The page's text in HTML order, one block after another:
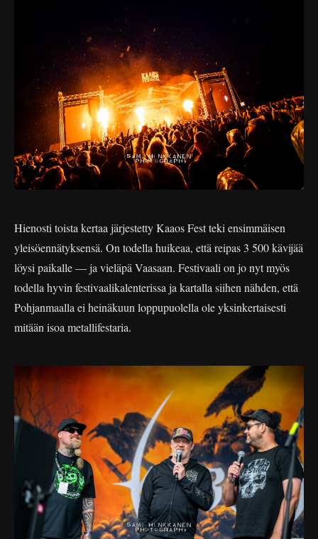
Hienosti toista kertaa järjestetty Kaaos Fest teki ensimmäisen
yleisöennätyksensä. On todella huikeaa, että reipas 3 500 kävijää
löysi paikalle — ja vieläpä Vaasaan. Festivaali on jo nyt myös
todella hyvin festivaalikalenterissa ja kartalla siihen nähden, että
Pohjanmaalla ei heinäkuun loppupuolella ole yksinkertaisesti
mitään isoa metallifestaria.